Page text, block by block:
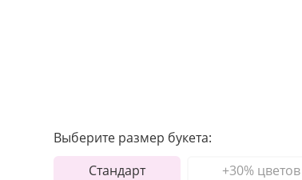
Выберите размер букета:
Стандарт
+30% цветов